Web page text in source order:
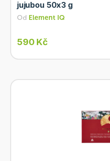
jujubou 50x3 g
Od Element IQ
590 Kč